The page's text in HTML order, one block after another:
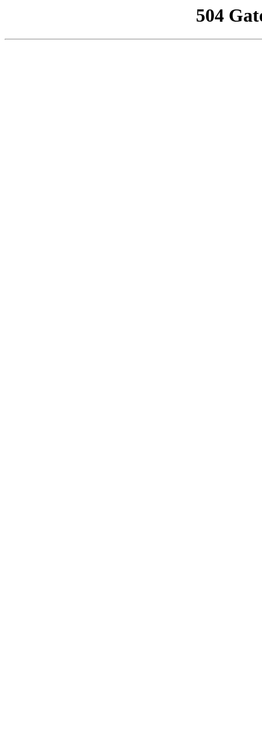
504